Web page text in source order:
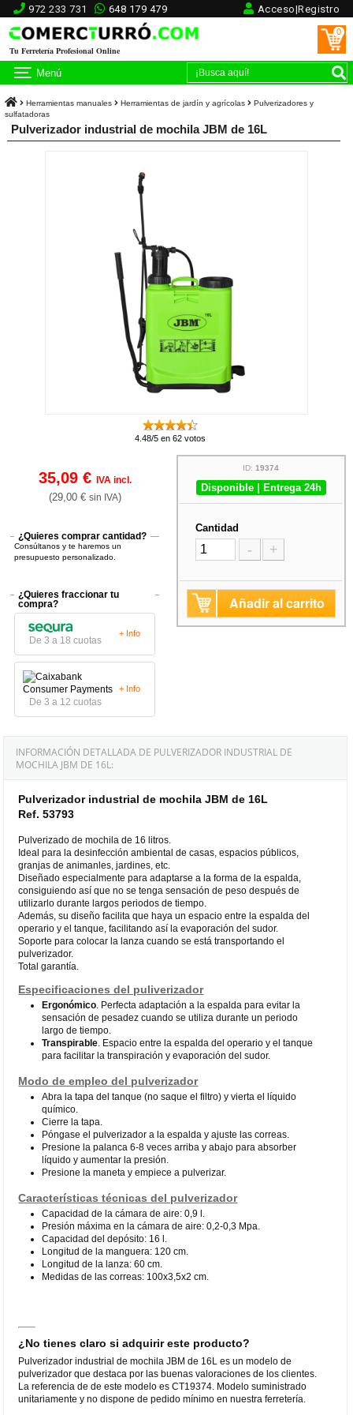
972 233 731 648 179 479 Acceso|Registro
Tu Ferretería Profesional Online
0
Menú
Herramientas manuales Herramientas de jardín y agrícolas
Pulverizadores y
sulfatadoras
Pulverizador industrial de mochila JBM de 16L
4.48/5 en 62 votos
35,09 € IVA incl.
(29,00 € sin IVA)
¿Quieres comprar cantidad?
Consúltanos y te haremos un
presupuesto personalizado.
¿Quieres fraccionar tu
compra?
De 3 a 18 cuotas
+ Info
De 3 a 12 cuotas
+ Info
ID:19374
Disponible | Entrega 24h
Cantidad
- +
Añadir al carrito
INFORMACIÓN DETALLADA DE PULVERIZADOR INDUSTRIAL DE
MOCHILA JBM DE 16L:
Pulverizador industrial de mochila JBM de 16L
Ref. 53793
Pulverizado de mochila de 16 litros.
Ideal para la desinfección ambiental de casas, espacios públicos,
granjas de animanles, jardines, etc.
Diseñado especialmente para adaptarse a la forma de la espalda,
consiguiendo así que no se tenga sensación de peso después de
utilizarlo durante largos periodos de tiempo.
Además, su diseño facilita que haya un espacio entre la espalda del
operario y el tanque, facilitando así la evaporación del sudor.
Soporte para colocar la lanza cuando se está transportando el
pulverizador.
Total garantía.
Especificaciones del puliverizador
Ergonómico . Perfecta adaptación a la espalda para evitar la
sensación de pesadez cuando se utiliza durante un periodo
largo de tiempo.
Transpirable . Espacio entre la espalda del operario y el tanque
para facilitar la transpiración y evaporación del sudor.
Modo de empleo del pulverizador
Abra la tapa del tanque (no saque el filtro) y vierta el líquido
químico.
Cierre la tapa.
Póngase el pulverizador a la espalda y ajuste las correas.
Presione la palanca 6-8 veces arriba y abajo para absorber
líquido y aumentar la presión.
Presione la maneta y empiece a pulverizar.
Características técnicas del pulverizador
Capacidad de la cámara de aire: 0,9 l.
Presión máxima en la cámara de aire: 0,2-0,3 Mpa.
Capacidad del depósito: 16 l.
Longitud de la manguera: 120 cm.
Longitud de la lanza: 60 cm.
Medidas de las correas: 100x3,5x2 cm.
¿No tienes claro si adquirir este producto?
Pulverizador industrial de mochila JBM de 16L es un modelo de
pulverizador que destaca por las buenas valoraciones de los clientes.
La referencia de de este modelo es CT19374. Modelo suministrado
unitariamente y no dispone de pedido mínimo en nuestra ferretería.